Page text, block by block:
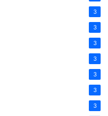
3
3
3
3
3
3
3